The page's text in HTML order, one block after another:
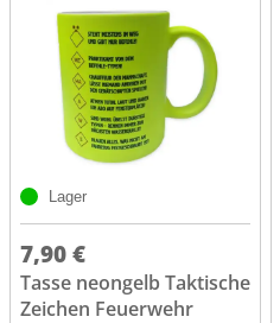
Lager
7,90 €
Tasse neongelb Taktische
Zeichen Feuerwehr